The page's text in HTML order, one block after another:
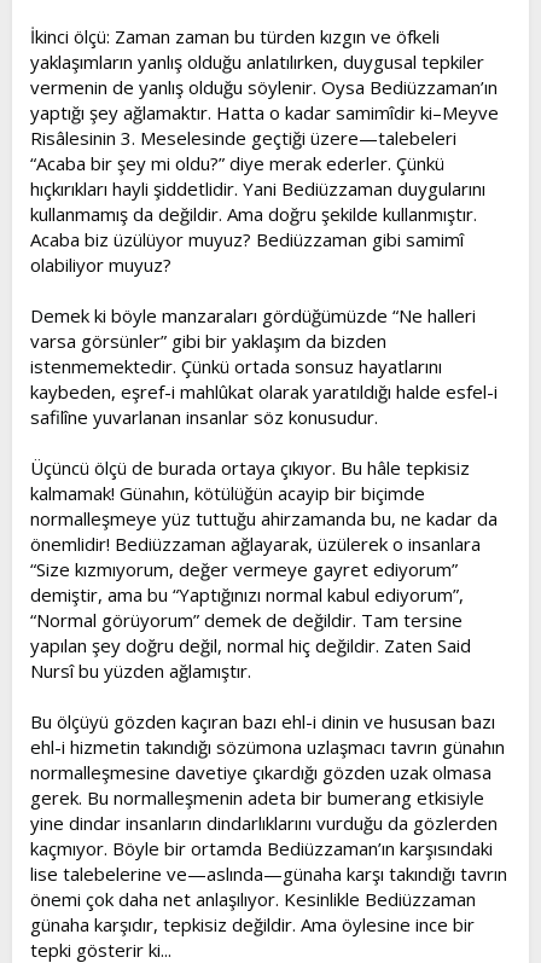
İkinci ölçü: Zaman zaman bu türden kızgın ve öfkeli
yaklaşımların yanlış olduğu anlatılırken, duygusal tepkiler
vermenin de yanlış olduğu söylenir. Oysa Bediüzzaman’ın
yaptığı şey ağlamaktır. Hatta o kadar samimîdir ki–Meyve
Risâlesinin 3. Meselesinde geçtiği üzere—talebeleri
“Acaba bir şey mi oldu?” diye merak ederler. Çünkü
hıçkırıkları hayli şiddetlidir. Yani Bediüzzaman duygularını
kullanmamış da değildir. Ama doğru şekilde kullanmıştır.
Acaba biz üzülüyor muyuz? Bediüzzaman gibi samimî
olabiliyor muyuz?
Demek ki böyle manzaraları gördüğümüzde “Ne halleri
varsa görsünler” gibi bir yaklaşım da bizden
istenmemektedir. Çünkü ortada sonsuz hayatlarını
kaybeden, eşref-i mahlûkat olarak yaratıldığı halde esfel-i
safilîne yuvarlanan insanlar söz konusudur.
Üçüncü ölçü de burada ortaya çıkıyor. Bu hâle tepkisiz
kalmamak! Günahın, kötülüğün acayip bir biçimde
normalleşmeye yüz tuttuğu ahirzamanda bu, ne kadar da
önemlidir! Bediüzzaman ağlayarak, üzülerek o insanlara
“Size kızmıyorum, değer vermeye gayret ediyorum”
demiştir, ama bu “Yaptığınızı normal kabul ediyorum”,
“Normal görüyorum” demek de değildir. Tam tersine
yapılan şey doğru değil, normal hiç değildir. Zaten Said
Nursî bu yüzden ağlamıştır.
Bu ölçüyü gözden kaçıran bazı ehl-i dinin ve hususan bazı
ehl-i hizmetin takındığı sözümona uzlaşmacı tavrın günahın
normalleşmesine davetiye çıkardığı gözden uzak olmasa
gerek. Bu normalleşmenin adeta bir bumerang etkisiyle
yine dindar insanların dindarlıklarını vurduğu da gözlerden
kaçmıyor. Böyle bir ortamda Bediüzzaman’ın karşısındaki
lise talebelerine ve—aslında—günaha karşı takındığı tavrın
önemi çok daha net anlaşılıyor. Kesinlikle Bediüzzaman
günaha karşıdır, tepkisiz değildir. Ama öylesine ince bir
tepki gösterir ki...